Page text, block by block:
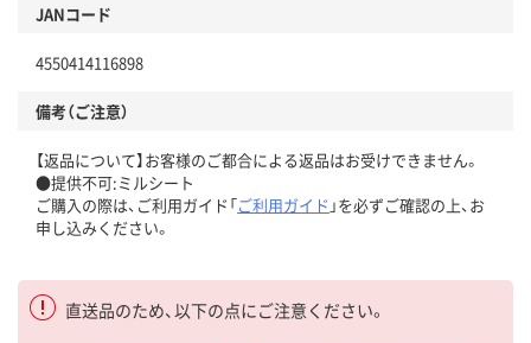
JANコード
4550414116898
備考（ご注意）
【返品について】お客様のご都合による返品はお受けできません。
●提供不可:ミルシート
ご購入の際は、ご利用ガイド「ご利用ガイド 」を必ずご確認の上、お
申し込みください。
直送品のため、以下の点にご注意ください。